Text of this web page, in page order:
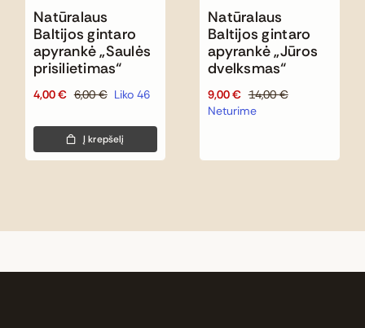
Natūralaus
Baltijos gintaro
apyrankė „Saulės
prisilietimas“
6,00€
Original
was:
6,00 €.
4,00€
Current
is:
4,00 €.
Liko 46
Į krepšelį
Natūralaus
Baltijos gintaro
apyrankė „Jūros
dvelksmas“
14,00€
Original
9,00€
Current
Neturime